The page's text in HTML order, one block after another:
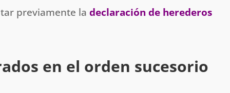
previamente ladeclaración de herederos
en el orden sucesorio